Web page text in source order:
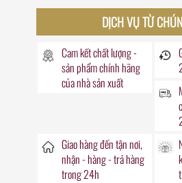
DỊCH VỤ TỪ
Cam kết chất lượng -
sản phẩm chính hãng
của nhà sản xuất
Giao hàng đếntận nơi,
nhận - hàng - trả hàng
trong24h